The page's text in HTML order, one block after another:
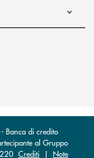
l’app di posta
Banca di credito
al Gruppo
Crediti | Note